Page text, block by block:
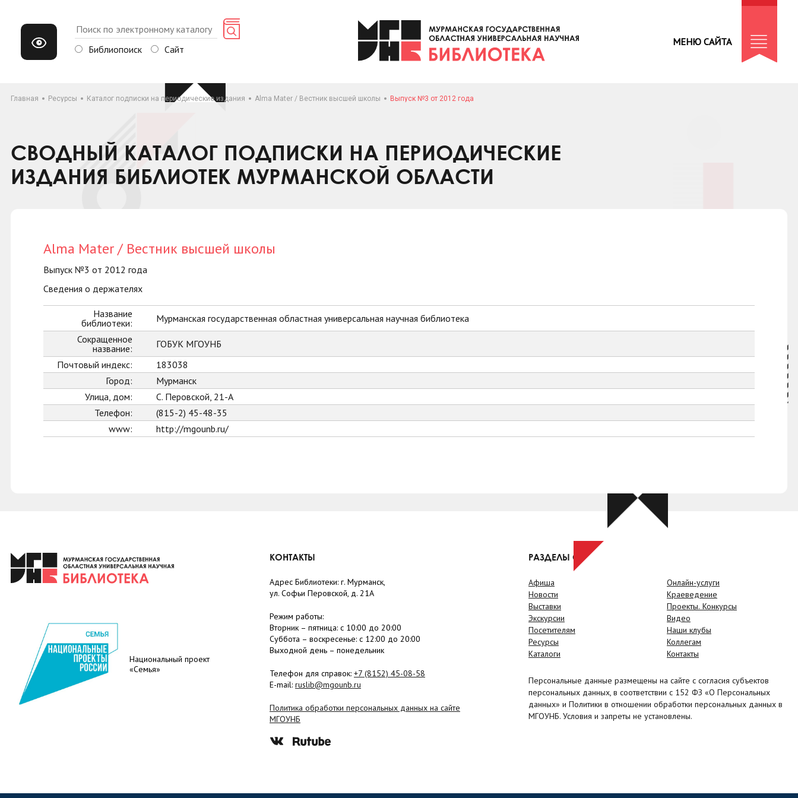
Библиопоиск Сайт
МЕНЮ САЙТА
Главная Ресурсы Каталог подписки на периодические издания Alma Mater / Вестник высшей школы Выпуск №3 от 2012 года
СВОДНЫЙ КАТАЛОГ ПОДПИСКИ НА ПЕРИОДИЧЕСКИЕ
ИЗДАНИЯ БИБЛИОТЕК МУРМАНСКОЙ ОБЛАСТИ
Alma Mater / Вестник высшей школы
Выпуск №3 от 2012 года
Сведения о держателях
Название
библиотеки:
Мурманская государственная областная универсальная научная библиотека
Сокращенное
название:
ГОБУК МГОУНБ
Почтовый индекс:
183038
Город:
Мурманск
Улица, дом:
С. Перовской, 21-А
Телефон:
(815-2) 45-48-35
www:
http://mgounb.ru/
Национальный проект
«Семья»
КОНТАКТЫ
Адрес Библиотеки: г. Мурманск,
ул. Софьи Перовской, д. 21А
Режим работы:
Вторник – пятница: с 10:00 до 20:00
Суббота – воскресенье: c 12:00 до 20:00
Выходной день – понедельник
Телефон для справок: +7 (8152) 45-08-58
E-mail: ruslib@mgounb.ru
Политика обработки персональных данных на сайте
МГОУНБ
РАЗДЕЛЫ САЙТА
Афиша
Новости
Выставки
Экскурсии
Посетителям
Ресурсы
Каталоги
Онлайн-услуги
Краеведение
Проекты. Конкурсы
Видео
Наши клубы
Коллегам
Контакты
Персональные данные размещены на сайте с согласия субъектов
персональных данных, в соответствии с 152 ФЗ «О Персональных
данных» и Политики в отношении обработки персональных данных в
МГОУНБ. Условия и запреты не установлены.